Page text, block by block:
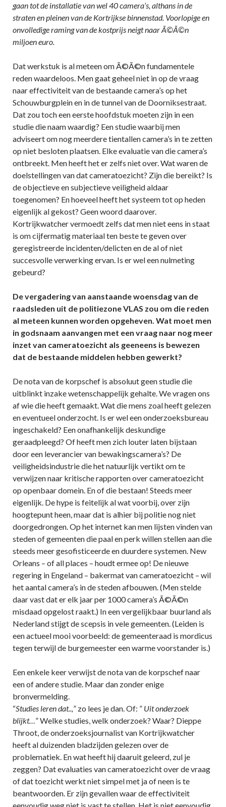
gaan tot de installatie van wel 40 camera’s, althans in de
straten en pleinen van de Kortrijkse binnenstad. Voorlopige en
onvolledige raming van de kostprijs neigt naar Ã©Ã©n
miljoen euro.
Dat werkstuk is al meteen om Ã©Ã©n fundamentele
reden waardeloos. Men gaat geheel niet in op de vraag
naar effectiviteit van de bestaande camera’s op het
Schouwburgplein en in de tunnel van de Doorniksestraat.
Dat zou toch een eerste hoofdstuk moeten zijn in een
studie die naam waardig? Een studie waarbij men
adviseert om nog meerdere tientallen camera’s in te zetten
op niet besloten plaatsen. Elke evaluatie van die camera’s
ontbreekt. Men heeft het er zelfs niet over. Wat waren de
doelstellingen van dat cameratoezicht? Zijn die bereikt? Is
de objectieve en subjectieve veiligheid aldaar
toegenomen? En hoeveel heeft het systeem tot op heden
eigenlijk al gekost? Geen woord daarover.
Kortrijkwatcher vermoedt zelfs dat men niet eens in staat
is om cijfermatig materiaal ten beste te geven over
geregistreerde incidenten/delicten en de al of niet
succesvolle verwerking ervan. Is er wel een nulmeting
gebeurd?
De vergadering van aanstaande woensdag van de
raadsleden uit de politiezone VLAS zou om die reden
al meteen kunnen worden opgeheven. Wat moet men
in godsnaam aanvangen met een vraag naar nog meer
inzet van cameratoezicht als geeneens is bewezen
dat de bestaande middelen hebben gewerkt?
De nota van de korpschef is absoluut geen studie die
uitblinkt inzake wetenschappelijk gehalte. We vragen ons
af wie die heeft gemaakt. Wat die mens zoal heeft gelezen
en eventueel onderzocht. Is er wel een onderzoeksbureau
ingeschakeld? Een onafhankelijk deskundige
geraadpleegd? Of heeft men zich louter laten bijstaan
door een leverancier van bewakingscamera’s? De
veiligheidsindustrie die het natuurlijk vertikt om te
verwijzen naar kritische rapporten over cameratoezicht
op openbaar domein. En of die bestaan! Steeds meer
eigenlijk. De hype is feitelijk al wat voorbij, over zijn
hoogtepunt heen, maar dat is alhier bij politie nog niet
doorgedrongen. Op het internet kan men lijsten vinden van
steden of gemeenten die paal en perk willen stellen aan die
steeds meer gesofisticeerde en duurdere systemen. New
Orleans – of all places – houdt ermee op! De nieuwe
regering in Engeland – bakermat van cameratoezicht – wil
het aantal camera’s in de steden afbouwen. (Men stelde
daar vast dat er elk jaar per 1000 camera’s Ã©Ã©n
misdaad opgelost raakt.) In een vergelijkbaar buurland als
Nederland stijgt de scepsis in vele gemeenten. (Leiden is
een actueel mooi voorbeeld: de gemeenteraad is mordicus
tegen terwijl de burgemeester een warme voorstander is.)
Een enkele keer verwijst de nota van de korpschef naar
een of andere studie. Maar dan zonder enige
bronvermelding.
“Studies leren dat..,” zo lees je dan. Of: ” Uit onderzoek
blijkt…” Welke studies, welk onderzoek? Waar? Dieppe
Throot, de onderzoeksjournalist van Kortrijkwatcher
heeft al duizenden bladzijden gelezen over de
problematiek. En wat heeft hij daaruit geleerd, zul je
zeggen? Dat evaluaties van cameratoezicht over de vraag
of dat toezicht werkt niet simpel met ja of neen is te
beantwoorden. Er zijn gevallen waar de effectiviteit